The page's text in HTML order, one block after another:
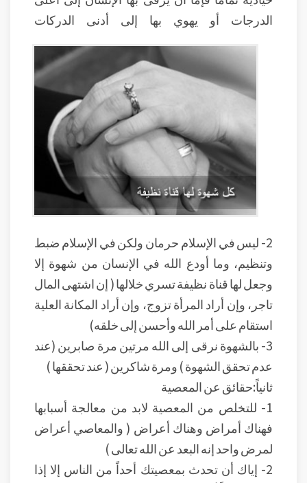
الدرجات أو يهوي بها إلى أدنى الدركات
2- ليس في الإسلام حرمان ولكن في الإسلام ضبط
وتنظيم، وما أودع الله في الإنسان من شهوة إلا
وجعل لها قناة نظيفة تسري خلالها ( إن اشتهى المال
تاجر، وإن أراد المرأة تزوج، وإن أراد المكانة العلية
استقام على أمر الله وأحسن إلى خلقه)
3- بالشهوة نرقى إلى الله مرتين مرة صابرين (عند
عدم تحقق الشهوة ) ومرة شاكرين ( عند تحققها )
ثانياً:حقائق عن المعصية
1- للتخلص من المعصية لابد من معالجة أسبابها
فهناك أمراض وهناك أعراض ( والمعاصي أعراض
لمرض واحد إنه البعد عن الله تعالى )
2- إياك أن تحدث بمعصيتك أحداً من الناس إلا إذا